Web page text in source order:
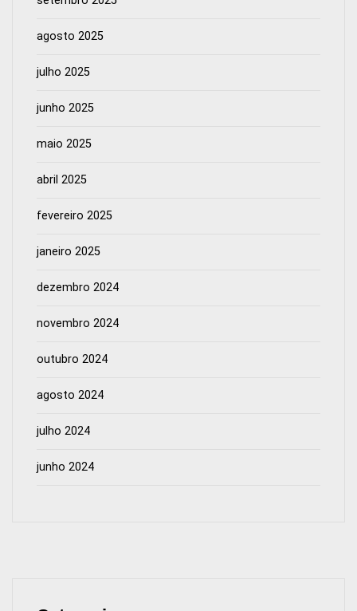
agosto 2025
julho 2025
junho 2025
maio 2025
abril 2025
fevereiro 2025
janeiro 2025
dezembro 2024
novembro 2024
outubro 2024
agosto 2024
julho 2024
junho 2024